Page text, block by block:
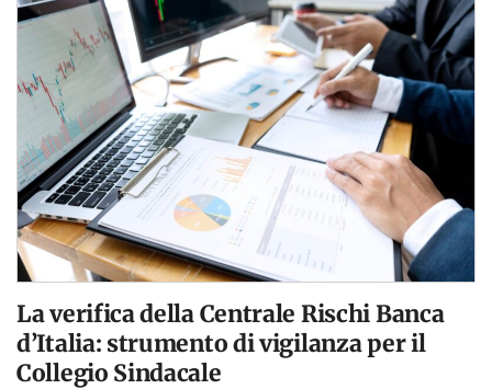
La verifica della Centrale Rischi Banca
d’Italia: strumento di vigilanza per il
Collegio Sindacale